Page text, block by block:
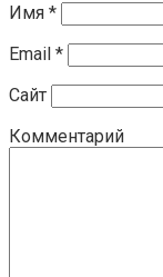
Имя *
Email *
Сайт
Комментарий